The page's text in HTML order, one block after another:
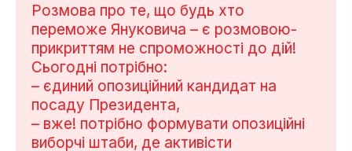
Розмова про те, що будь хто
переможе Януковича – є розмовою-
прикриттям не спроможності до дій!
Сьогодні потрібно:
– єдиний опозиційний кандидат на
посаду Президента,
– вже! потрібно формувати опозиційні
виборчі штаби, де активісти